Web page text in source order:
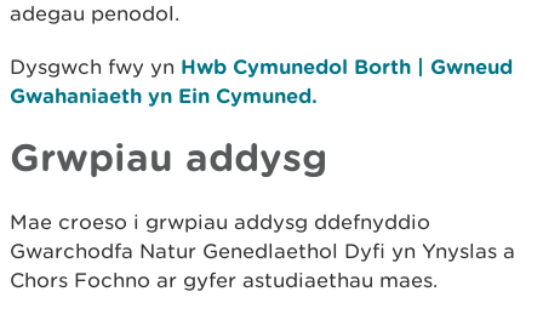
adegau penodol.
Dysgwch fwy yn Hwb Cymunedol Borth | Gwneud
Gwahaniaeth yn Ein Cymuned.
Grwpiau addysg
Mae croeso i grwpiau addysg ddefnyddio
Gwarchodfa Natur Genedlaethol Dyfi yn Ynyslas a
Chors Fochno ar gyfer astudiaethau maes.